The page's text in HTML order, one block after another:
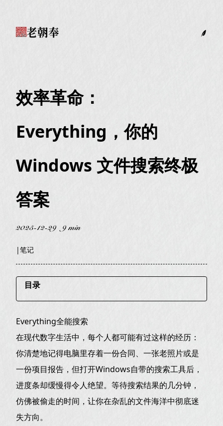
老朝奉
效率革命：
Everything，你的
Windows 文件搜索终极
答案
2025-12-29 9 min
|笔记
目录
一、速度的奥秘：毫秒级响应的背后
二、从新手到高手：强大的搜索语法
1. 基础搜索
2. 进阶精准定位
三、不只是搜索：被低估的实用功能
四、实际应用：谁需要Everything？
Everything全能搜索
在现代数字生活中，每个人都可能有过这样的经历：
你清楚地记得电脑里存着一份合同、一张老照片或是
一份项目报告，但打开Windows自带的搜索工具后，
进度条却缓慢得令人绝望。等待搜索结果的几分钟，
仿佛被偷走的时间，让你在杂乱的文件海洋中彻底迷
失方向。